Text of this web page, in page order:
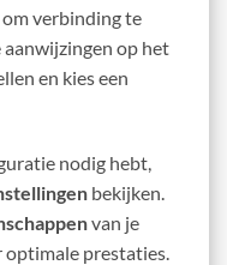
verbinding te
aanwijzingen op het
en kies een
nodig hebt,
bekijken.
van je
prestaties.